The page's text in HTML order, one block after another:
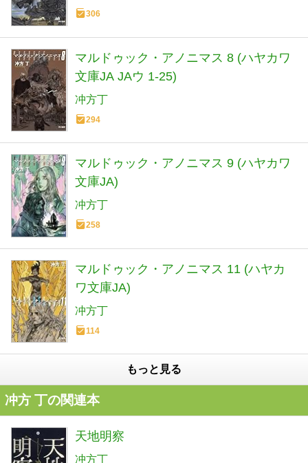
306
マルドゥック・アノニマス 8 (ハヤカワ
文庫JA JAウ 1-25)
冲方丁
294
マルドゥック・アノニマス 9 (ハヤカワ
文庫JA)
冲方丁
258
マルドゥック・アノニマス 11 (ハヤカ
ワ文庫JA)
冲方丁
114
もっと見る
冲方 丁の関連本
天地明察
冲方丁